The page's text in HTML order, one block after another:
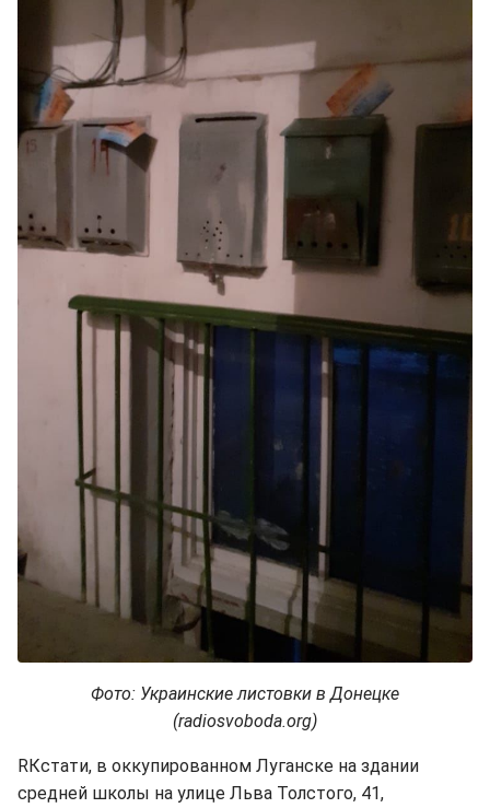
Фото: Украинские листовки в Донецке
(radiosvoboda.org)
RКстати, в оккупированном Луганске на здании
средней школы на улице Льва Толстого, 41,